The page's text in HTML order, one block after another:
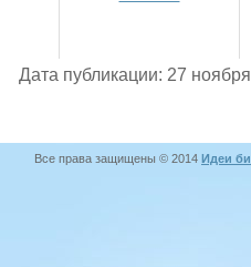
Дата публикации: 27
Все права защищены © 2014 Идеи